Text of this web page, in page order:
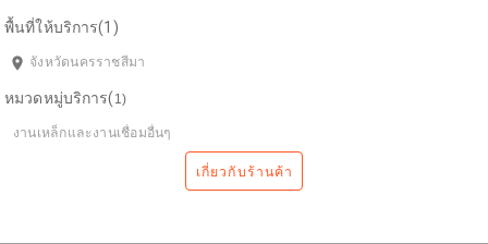
พื้นที่ให้บริการ(1)
room จังหวัดนครราชสีมา
หมวดหมู่บริการ( 1)
งานเหล็กและงานเชื่อมอื่นๆ
เกี่ยวกับร้านค้า